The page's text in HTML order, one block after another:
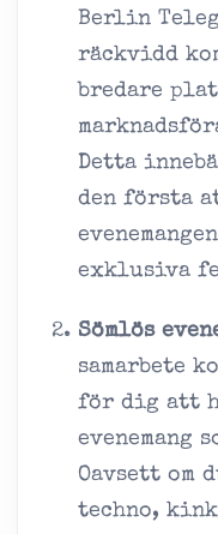
Berlin
räckvidd
bredare
Detta
den första
exklusiva
Sömlös
samarbete
för dig att
evenemang
Oavsett om
techno,